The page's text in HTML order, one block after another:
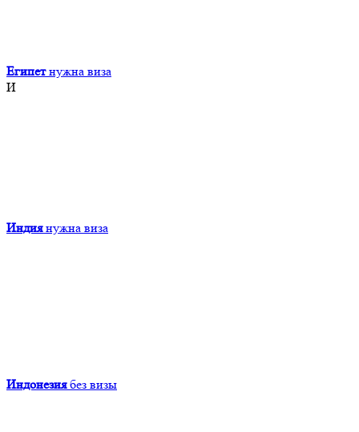
Египет нужна виза
И
Индия нужна виза
Индонезия без визы